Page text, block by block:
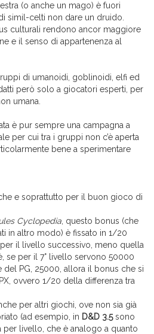
(o anche un mago) è fuori
simil-celti non dare un druido.
culturali rendono ancor maggiore
e il senso di appartenenza al
di umanoidi, goblinoidi, elfi ed
però solo a giocatori esperti, per
umana.
è pur sempre una campagna a
per cui tra i gruppi non c’è aperta
bene a sperimentare
e soprattutto per il buon gioco di
Cyclopedia , questo bonus (che
in altro modo) è fissato in 1/20
il livello successivo, meno quella
se per il 7° livello servono 50000
del PG, 25000, allora il bonus che si
ovvero 1/20 della differenza tra
per altri giochi, ove non sia già
(ad esempio, in D&D 3.5sono
per livello, che è analogo a quanto